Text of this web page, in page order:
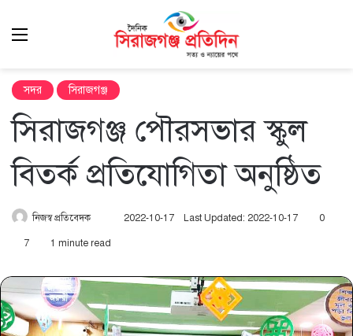
Menu
সদর সিরাজগঞ্জ
সিরাজগঞ্জ পৌরসভার স্কুল
বিতর্ক প্রতিযোগিতা অনুষ্ঠিত
নিজস্ব প্রতিবেদক
Send2022-10-17 Last Updated: 2022-10-17 0
7 1 minute read